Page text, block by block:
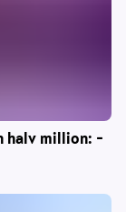
halv million: –